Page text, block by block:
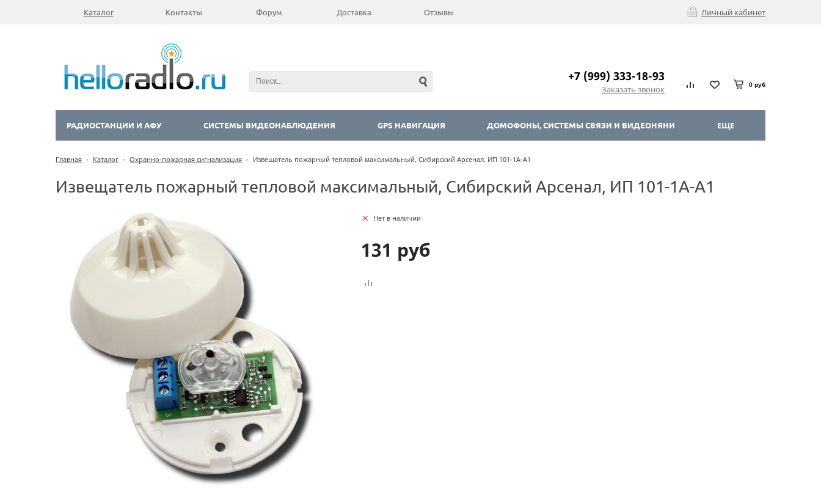
Личный кабинет
Каталог Контакты Форум Доставка Отзывы
+7 (999) 333-18-93
Заказать звонок 0 руб
РАДИОСТАНЦИИ И АФУ СИСТЕМЫ ВИДЕОНАБЛЮДЕНИЯ GPS НАВИГАЦИЯ ДОМОФОНЫ, СИСТЕМЫ СВЯЗИ И ВИДЕОНЯНИ ЕЩЕ
Главная - Каталог - Охранно-пожарная сигнализация - Извещатель пожарный тепловой максимальный, Сибирский Арсенал, ИП 101-1А-А1
Извещатель пожарный тепловой максимальный, Сибирский Арсенал, ИП 101-1А-А1
Нет в наличии
131 руб